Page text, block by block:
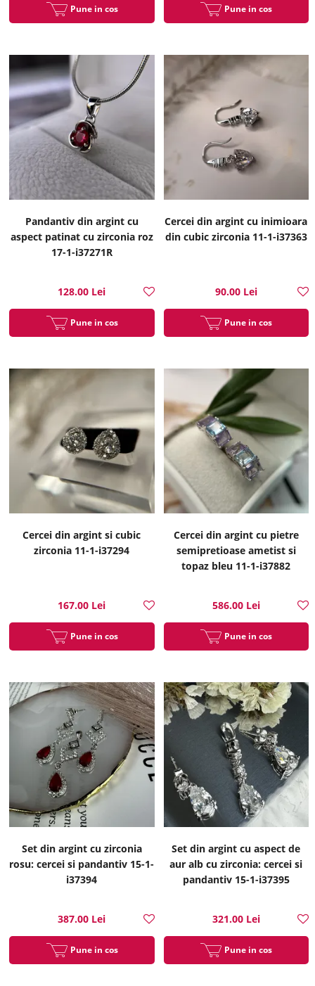
Pune in cos Pune in cos
Pandantiv din argint cu
aspect patinat cu zirconia roz
17-1-i37271R
128.00 Lei
Pune in cos
Cercei din argint cu inimioara
din cubic zirconia 11-1-i37363
90.00 Lei
Pune in cos
Cercei din argint si cubic
zirconia 11-1-i37294
167.00 Lei
Pune in cos
Cercei din argint cu pietre
semipretioase ametist si
topaz bleu 11-1-i37882
586.00 Lei
Pune in cos
Set din argint cu zirconia
rosu: cercei si pandantiv 15-1-
i37394
387.00 Lei
Pune in cos
Set din argint cu aspect de
aur alb cu zirconia: cercei si
pandantiv 15-1-i37395
321.00 Lei
Pune in cos